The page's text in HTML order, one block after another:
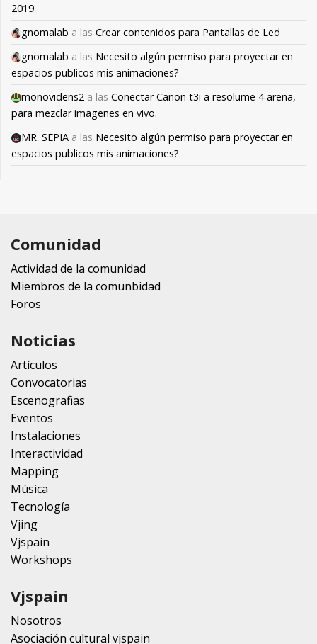
2019
gnomalab a las Crear contenidos para Pantallas de Led
gnomalab a las Necesito algún permiso para proyectar en
espacios publicos mis animaciones?
monovidens2 a las Conectar Canon t3i a resolume 4 arena,
para mezclar imagenes en vivo.
MR. SEPIA a las Necesito algún permiso para proyectar en
espacios publicos mis animaciones?
Comunidad
Actividad de la comunidad
Miembros de la comunbidad
Foros
Noticias
Artículos
Convocatorias
Escenografias
Eventos
Instalaciones
Interactividad
Mapping
Música
Tecnología
Vjing
Vjspain
Workshops
Vjspain
Nosotros
Asociación cultural vjspain